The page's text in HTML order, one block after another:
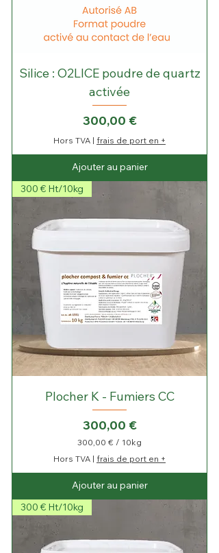
Silice : O2LICE poudre de quartz
activée
Prix
300,00 €
Hors TVA | frais de port en +
Ajouter au panier
300 € Ht/10kg
Plocher K - Fumiers CC
Prix
300,00 €
300,00 € / 10kg
0
0
,
0
p
Hors TVA | frais de port en +
Ajouter au panier
300 € Ht/10kg